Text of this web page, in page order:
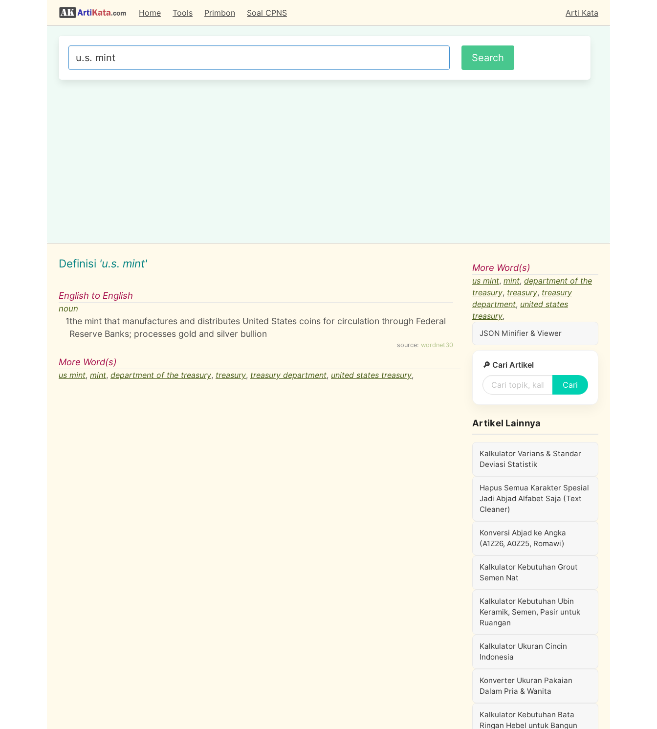
Home Tools Primbon Soal CPNS Arti Kata
Definisi 'u.s. mint'
English to English
noun
1the mint that manufactures and distributes United States coins for circulation through Federal
Reserve Banks; processes gold and silver bullion
source: wordnet30
More Word(s)
us mint, mint, department of the treasury, treasury, treasury department, united states treasury,
More Word(s)
us mint, mint, department of the
treasury, treasury, treasury
department, united states
treasury,
JSON Minifier & Viewer
🔎 Cari Artikel
Cari
Artikel Lainnya
Kalkulator Varians & Standar
Deviasi Statistik
Hapus Semua Karakter Spesial
Jadi Abjad Alfabet Saja (Text
Cleaner)
Konversi Abjad ke Angka
(A1Z26, A0Z25, Romawi)
Kalkulator Kebutuhan Grout
Semen Nat
Kalkulator Kebutuhan Ubin
Keramik, Semen, Pasir untuk
Ruangan
Kalkulator Ukuran Cincin
Indonesia
Konverter Ukuran Pakaian
Dalam Pria & Wanita
Kalkulator Kebutuhan Bata
Ringan Hebel untuk Bangun